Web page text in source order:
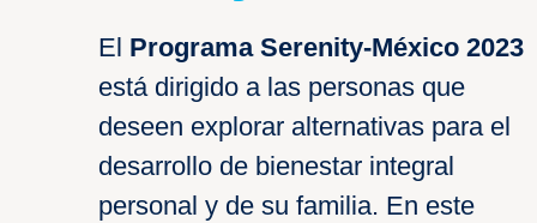
El Programa Serenity-México 2023
está dirigido a las personas que
deseen explorar alternativas para el
desarrollo de bienestar integral
personal y de su familia. En este